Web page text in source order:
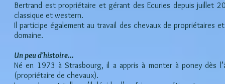
Bertrand est propriétaire et gérant des Ecuries depuis juillet
classique et western.
Il participe également au travail des chevaux de propriétaires
domaine.
Un peu d'histoire...
Né en 1973 à Strasbourg, il a appris à monter à poney dès
(propriétaire de chevaux).